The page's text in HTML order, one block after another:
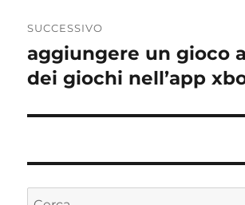
SUCCESSIVO
Articolo
successivo:
aggiungere un gioco
dei giochi nell’app
Cerca: